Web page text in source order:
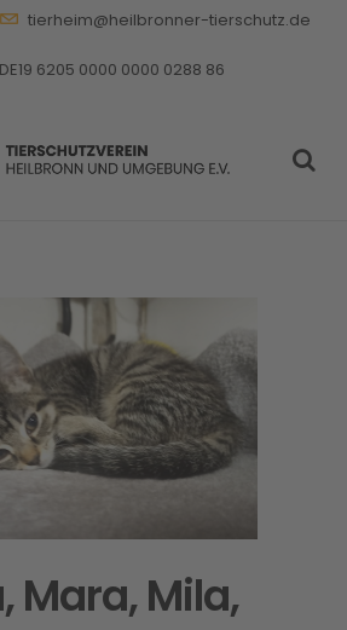
tierheim@heilbronner-tierschutz.de
6205 0000 0000 0288 86
Mara, Mila,